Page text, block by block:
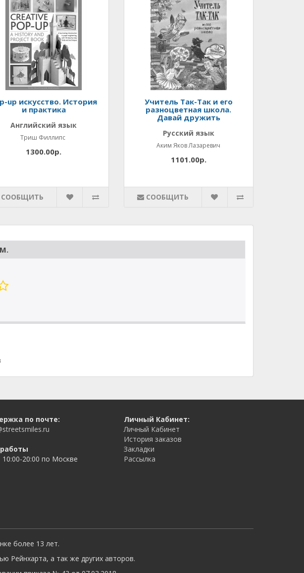
up искусство. История
и практика
Английский язык
Триш Филлипс
1300.00р.
СООБЩИТЬ
Учитель Так-Так и его
разноцветная школа.
Давай дружить
Русский язык
Аким Яков Лазаревич
1101.00р.
СООБЩИТЬ
по почте:
20:00 по Москве
Личный Кабинет:
Личный Кабинет
История заказов
Закладки
Рассылка
более 13 лет.
Рейнхарта, а так же других авторов.